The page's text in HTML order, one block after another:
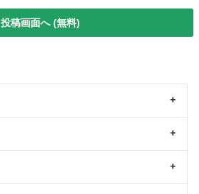
投稿画面へ (無料)